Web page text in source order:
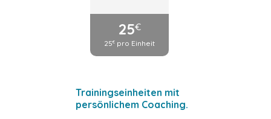
25€
25€ pro Einheit
Trainingseinheiten mit
persönlichem Coaching.